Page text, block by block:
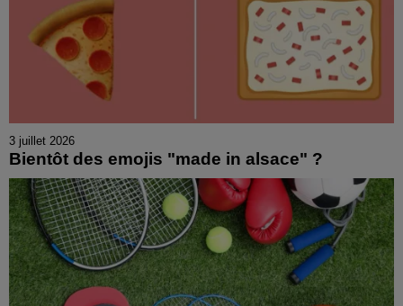
3 juillet 2026
Bientôt des emojis "made in alsace" ?